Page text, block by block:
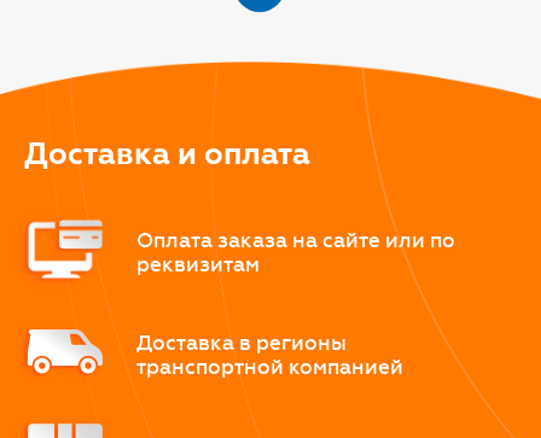
Доставка и оплата
Оплата заказа на сайте или по
реквизитам
Доставка в регионы
транспортной компанией